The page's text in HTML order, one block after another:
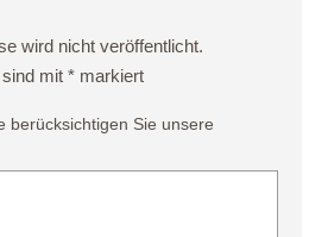
wird nicht veröffentlicht.
sind mit* markiert
berücksichtigen Sie unsere